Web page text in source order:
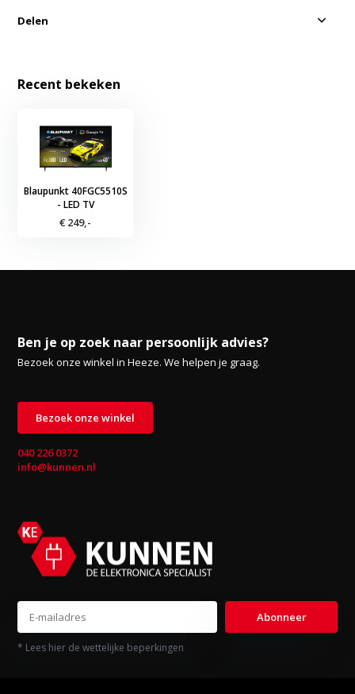
Delen
Recent bekeken
Blaupunkt 40FGC5510S
- LED TV
€ 249,-
Ben je op zoek naar persoonlijk advies?
Bezoek onze winkel in Heeze. We helpen je graag.
Bezoek onze winkel
040 226 0372
info@kunnen.nl
Abonneer
* Lees hier de wettelijke beperkingen